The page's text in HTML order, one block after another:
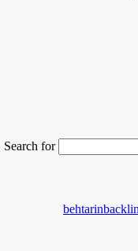
Search for